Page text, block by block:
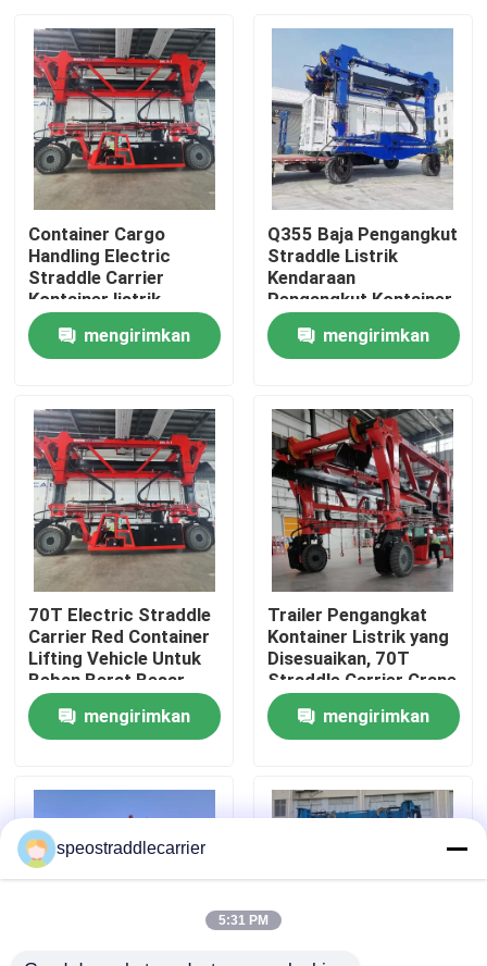
Rumah
Video
Tentang kami
Tur Pabrik
Kontrol kualitas
Berita
Permintaan Penawaran
Container Cargo
Handling Electric
Straddle Carrier
Kontainer listrik
Straddle Carrier
mengirimkan
Q355 Baja Pengangkut
Straddle Listrik
Kendaraan
Pengangkut Kontainer
mengirimkan
70T Electric Straddle
Carrier Red Container
Lifting Vehicle Untuk
Beban Berat Besar
mengirimkan
Trailer Pengangkat
Kontainer Listrik yang
Disesuaikan, 70T
Straddle Carrier Crane
mengirimkan
speostraddlecarrier
5:31 PM